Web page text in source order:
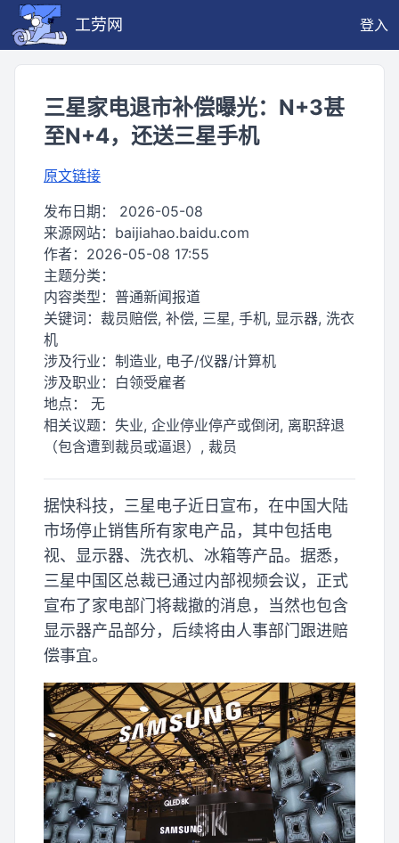
工劳网 登入
三星家电退市补偿曝光：N+3甚
至N+4，还送三星手机
原文链接
发布日期： 2026-05-08
来源网站： baijiahao.baidu.com
作者： 2026-05-08 17:55
主题分类：
内容类型： 普通新闻报道
关键词： 裁员赔偿, 补偿, 三星, 手机, 显示器, 洗衣
机
涉及行业： 制造业, 电子/仪器/计算机
涉及职业： 白领受雇者
地点： 无
相关议题： 失业, 企业停业停产或倒闭, 离职辞退
（包含遭到裁员或逼退）, 裁员
据快科技，三星电子近日宣布，在中国大陆
市场停止销售所有家电产品，其中包括电
视、显示器、洗衣机、冰箱等产品。据悉，
三星中国区总裁已通过内部视频会议，正式
宣布了家电部门将裁撤的消息，当然也包含
显示器产品部分，后续将由人事部门跟进赔
偿事宜。